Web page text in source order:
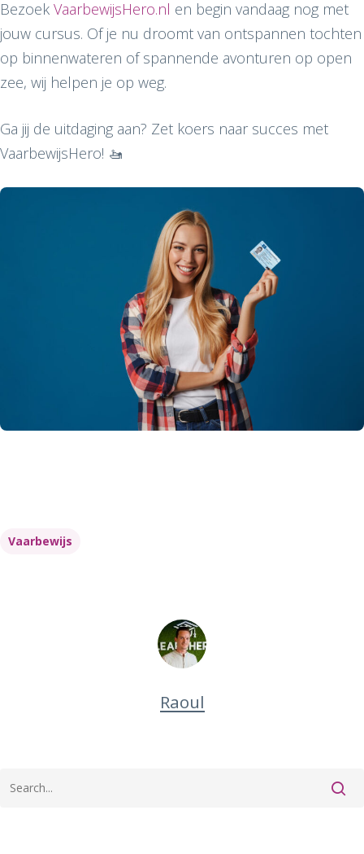
Bezoek VaarbewijsHero.nl en begin vandaag nog met
jouw cursus. Of je nu droomt van ontspannen tochten
op binnenwateren of spannende avonturen op open
zee, wij helpen je op weg.
Ga jij de uitdaging aan? Zet koers naar succes met
VaarbewijsHero! 🚤
Vaarbewijs
Raoul